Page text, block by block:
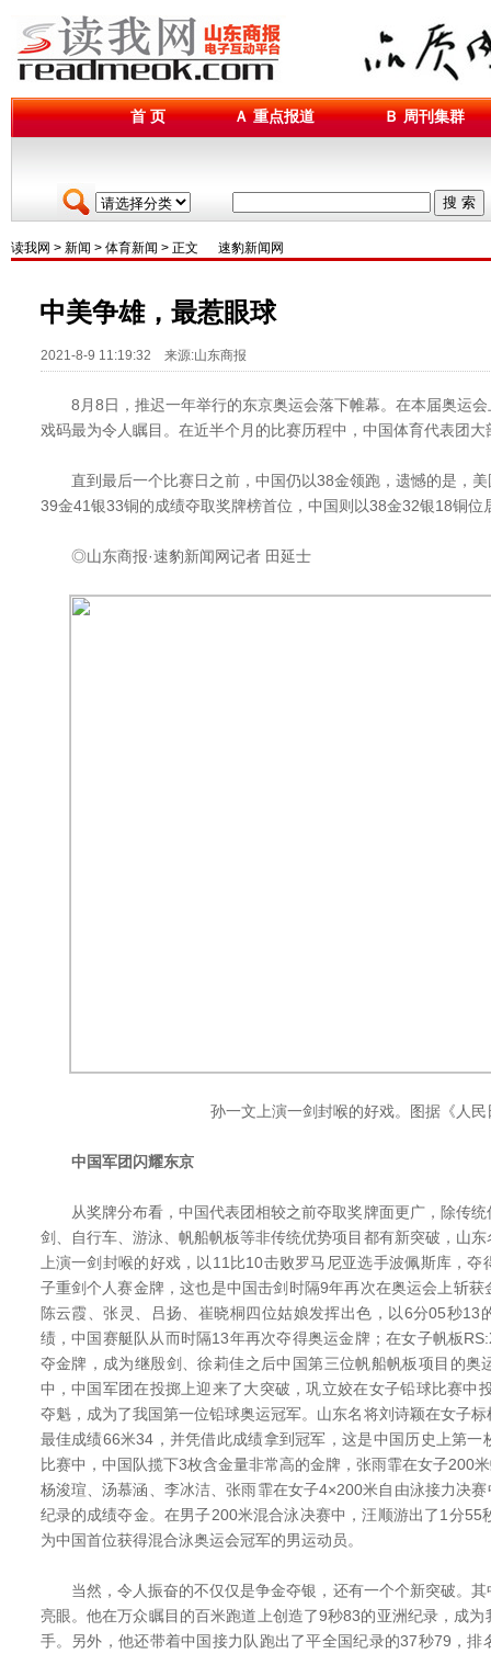
首 页 Ａ 重点报道 Ｂ 周刊集群
搜 索
读我网 > 新闻 > 体育新闻 > 正文 速豹新闻网
中美争雄，最惹眼球
2021-8-9 11:19:32 来源:山东商报
8月8日，推迟一年举行的东京奥运会落下帷幕。在本届奥运会
戏码最为令人瞩目。在近半个月的比赛历程中，中国体育代表团
直到最后一个比赛日之前，中国仍以38金领跑，遗憾的是，美
39金41银33铜的成绩夺取奖牌榜首位，中国则以38金32银18铜位
◎山东商报·速豹新闻网记者 田延士
孙一文上演一剑封喉的好戏。图据《人民
中国军团闪耀东京
从奖牌分布看，中国代表团相较之前夺取奖牌面更广，除传统
剑、自行车、游泳、帆船帆板等非传统优势项目都有新突破，山
上演一剑封喉的好戏，以11比10击败罗马尼亚选手波佩斯库，
子重剑个人赛金牌，这也是中国击剑时隔9年再次在奥运会上斩
陈云霞、张灵、吕扬、崔晓桐四位姑娘发挥出色，以6分05秒13
绩，中国赛艇队从而时隔13年再次夺得奥运金牌；在女子帆板
夺金牌，成为继殷剑、徐莉佳之后中国第三位帆船帆板项目的奥
中，中国军团在投掷上迎来了大突破，巩立姣在女子铅球比赛中
夺魁，成为了我国第一位铅球奥运冠军。山东名将刘诗颖在女子
最佳成绩66米34，并凭借此成绩拿到冠军，这是中国历史上第一
比赛中，中国队揽下3枚含金量非常高的金牌，张雨霏在女子200
杨浚瑄、汤慕涵、李冰洁、张雨霏在女子4×200米自由泳接力决
纪录的成绩夺金。在男子200米混合泳决赛中，汪顺游出了1分55
为中国首位获得混合泳奥运会冠军的男运动员。
当然，令人振奋的不仅仅是争金夺银，还有一个个新突破。其
亮眼。他在万众瞩目的百米跑道上创造了9秒83的亚洲纪录，成
手。另外，他还带着中国接力队跑出了平全国纪录的37秒79，排